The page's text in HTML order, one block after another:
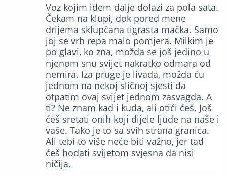
Voz kojim idem dalje dolazi za pola sata.
Čekam na klupi, dok pored mene
drijema sklupčana tigrasta mačka. Samo
joj se vrh repa malo pomjera. Milkim je
po glavi, ko zna, možda se još jedino u
njenom snu svijet nakratko odmara od
nemira. Iza pruge je livada, možda ću
jednom na nekoj sličnoj sjesti da
otpatim ovaj svijet jednom zasvagda. A
ti? Ne znam kad i kuda, ali otići ćeš. Još
ćeš sretati onih koji dijele ljude na naše i
vaše. Tako je to sa svih strana granica.
Ali tebi to više neće biti važno, jer tad
ćeš hodati svijetom svjesna da nisi
ničija.